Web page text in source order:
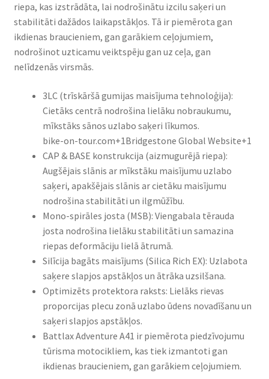
riepa, kas izstrādāta, lai nodrošinātu izcilu saķeri un
stabilitāti dažādos laikapstākļos. Tā ir piemērota gan
ikdienas braucieniem, gan garākiem ceļojumiem,
nodrošinot uzticamu veiktspēju gan uz ceļa, gan
nelīdzenās virsmās.​
3LC (trīskāršā gumijas maisījuma tehnoloģija):
Cietāks centrā nodrošina lielāku nobraukumu,
mīkstāks sānos uzlabo saķeri līkumos.​
bike-on-tour.com+1Bridgestone Global Website+1
CAP & BASE konstrukcija (aizmugurējā riepa):
Augšējais slānis ar mīkstāku maisījumu uzlabo
saķeri, apakšējais slānis ar cietāku maisījumu
nodrošina stabilitāti un ilgmūžību.​
Mono-spirāles josta (MSB): Viengabala tērauda
josta nodrošina lielāku stabilitāti un samazina
riepas deformāciju lielā ātrumā.​
Silīcija bagāts maisījums (Silica Rich EX): Uzlabota
saķere slapjos apstākļos un ātrāka uzsilšana.​
Optimizēts protektora raksts: Lielāks rievas
proporcijas plecu zonā uzlabo ūdens novadīšanu un
saķeri slapjos apstākļos.​
Battlax Adventure A41 ir piemērota piedzīvojumu
tūrisma motocikliem, kas tiek izmantoti gan
ikdienas braucieniem, gan garākiem ceļojumiem.